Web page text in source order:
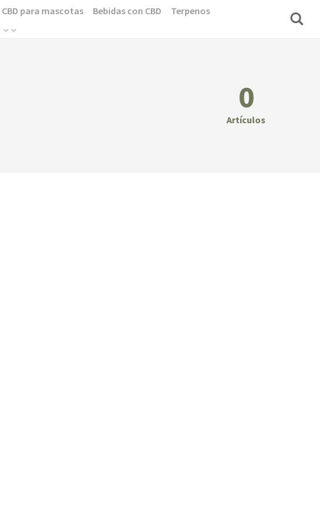
CBD para mascotas Bebidas con CBD
Terpenos
0
Artículos